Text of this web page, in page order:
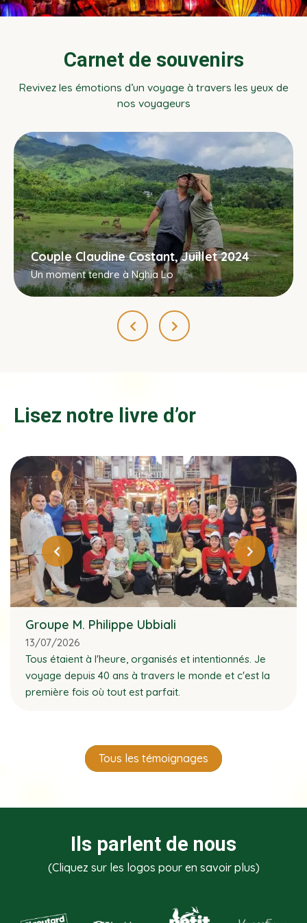
Carnet de souvenirs
Revivez les émotions d’un voyage à travers les yeux de
nos voyageurs
Couple Claudine Costant, Juillet 2024
Un moment tendre à Nghia Lo
Lisez notre livre d’or
Groupe M. Philippe Ubbiali
13/07/2026
Tous étaient à l'heure, organisés et intentionnés. Je
voyage depuis 40 ans à travers le monde et c'est la
première fois où tout est parfait.
Tous les témoignages
Ils parlent de nous
(Cliquez sur les logos pour en savoir plus)